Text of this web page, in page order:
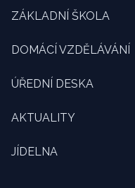
ZÁKLADNÍ ŠKOLA
DOMÁCÍ VZDĚLÁVÁNÍ
ÚŘEDNÍ DESKA
AKTUALITY
JÍDELNA